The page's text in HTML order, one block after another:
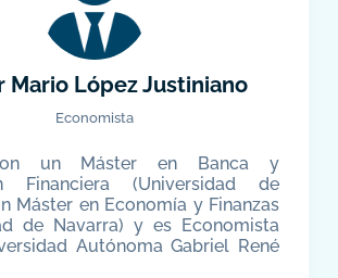
Mario López Justiniano
Economista
un Máster en Banca y
Financiera (Universidad de
Máster en Economía y Finanzas
de Navarra) y es Economista
Autónoma Gabriel René